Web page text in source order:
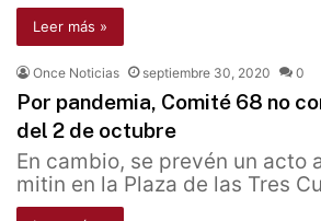
Leer más »
Once Noticias septiembre 30, 2020 0
Por pandemia, Comité 68 no
del 2 de octubre
En cambio, se prevén un acto
mitin en la Plaza de las Tres